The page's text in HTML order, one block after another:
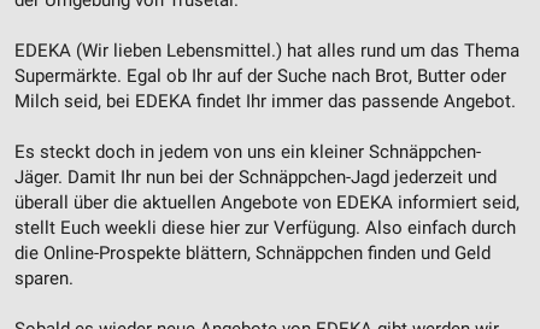
EDEKA (Wir lieben Lebensmittel.) hat alles rund um das Thema
Supermärkte. Egal ob Ihr auf der Suche nach Brot, Butter oder
Milch seid, bei EDEKA findet Ihr immer das passende Angebot.
Es steckt doch in jedem von uns ein kleiner Schnäppchen-
Jäger. Damit Ihr nun bei der Schnäppchen-Jagd jederzeit und
überall über die aktuellen Angebote von EDEKA informiert seid,
stellt Euch weekli diese hier zur Verfügung. Also einfach durch
die Online-Prospekte blättern, Schnäppchen finden und Geld
sparen.